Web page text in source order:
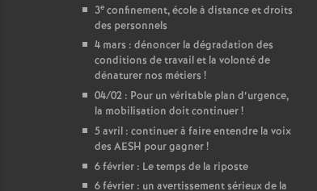
3e confinement, école à distance et droits
des personnels
4 mars : dénoncer la dégradation des
conditions de travail et la volonté de
dénaturer nos métiers !
04/02 : Pour un véritable plan d’urgence,
la mobilisation doit continuer!
5 avril : continuer à faire entendre la voix
des AESH pour gagner!
6 février : Le temps de la riposte
6 février : un avertissement sérieux de la